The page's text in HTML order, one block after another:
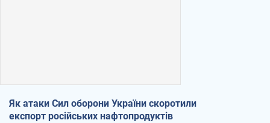
Як атаки Сил оборони України скоротили
експорт російських нафтопродуктів